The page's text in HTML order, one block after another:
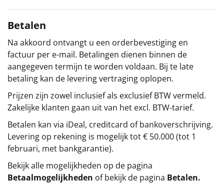
Betalen
Na akkoord ontvangt u een orderbevestiging en
factuur per e-mail. Betalingen dienen binnen de
aangegeven termijn te worden voldaan. Bij te late
betaling kan de levering vertraging oplopen.
Prijzen zijn zowel inclusief als exclusief BTW vermeld.
Zakelijke klanten gaan uit van het excl. BTW-tarief.
Betalen kan via iDeal, creditcard of bankoverschrijving.
Levering op rekening is mogelijk tot € 50.000 (tot 1
februari, met bankgarantie).
Bekijk alle mogelijkheden op de pagina
Betaalmogelijkheden of bekijk de pagina Betalen.